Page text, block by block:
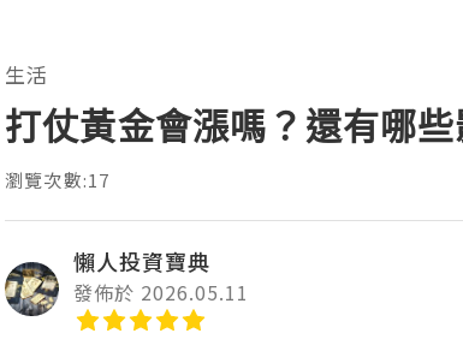
生活
打仗黃金會漲嗎？還有哪些
瀏覽次數:17
懶人投資寶典
發佈於 2026.05.11